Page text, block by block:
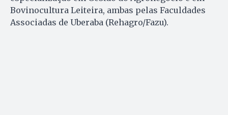
Bovinocultura Leiteira, ambas pelas Faculdades
Associadas de Uberaba (Rehagro/Fazu).